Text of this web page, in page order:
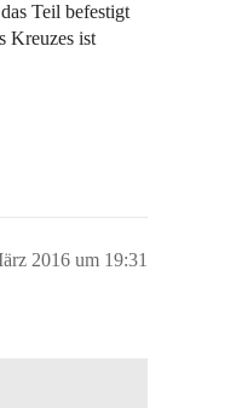
Teil befestigt
Kreuzes ist
2016 um 19:31